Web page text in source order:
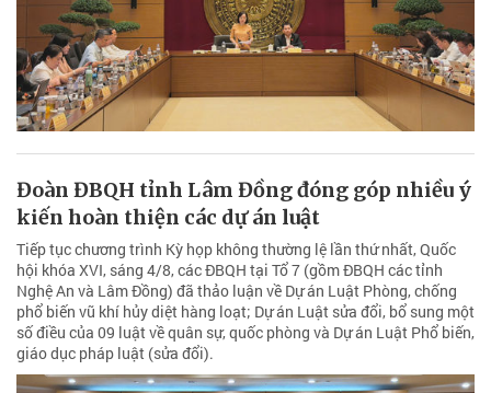
Đoàn ĐBQH tỉnh Lâm Đồng đóng góp nhiều ý
kiến hoàn thiện các dự án luật
Tiếp tục chương trình Kỳ họp không thường lệ lần thứ nhất, Quốc
hội khóa XVI, sáng 4/8, các ĐBQH tại Tổ 7 (gồm ĐBQH các tỉnh
Nghệ An và Lâm Đồng) đã thảo luận về Dự án Luật Phòng, chống
phổ biến vũ khí hủy diệt hàng loạt; Dự án Luật sửa đổi, bổ sung một
số điều của 09 luật về quân sự, quốc phòng và Dự án Luật Phổ biến,
giáo dục pháp luật (sửa đổi).